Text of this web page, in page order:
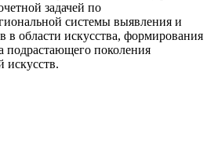
задачей по
системы выявления и
в области искусства, формирования
подрастающего поколения
искусств.